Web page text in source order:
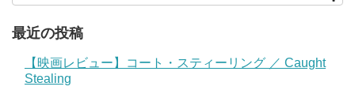
最近の投稿
【映画レビュー】コート・スティーリング ／ Caught
Stealing